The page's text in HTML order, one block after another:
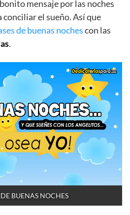
mensaje por las noches
conciliar el sueño. Así que
de buenas nochescon las
.
BUENAS NOCHES